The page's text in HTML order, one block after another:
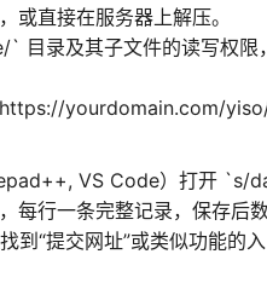
或直接在服务器上解压。
目录及其子文件的读写权限
yourdomain.com/yiso/
VS Code）打开
每行一条完整记录，保存后数
到“提交网址”或类似功能的